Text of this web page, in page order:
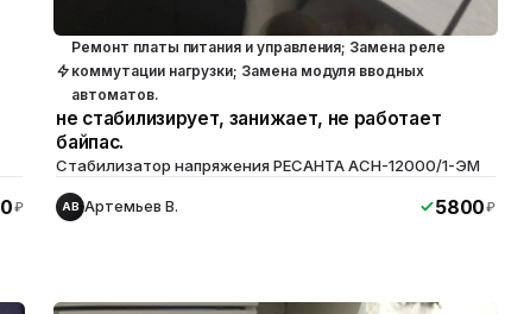
₽
Ремонт платы питания и управления; Замена реле
коммутации нагрузки; Замена модуля вводных
автоматов.
не стабилизирует, занижает, не работает
байпас.
Стабилизатор напряжения РЕСАНТА ACH-12000/1-ЭМ
АВ Артемьев В. 5800₽